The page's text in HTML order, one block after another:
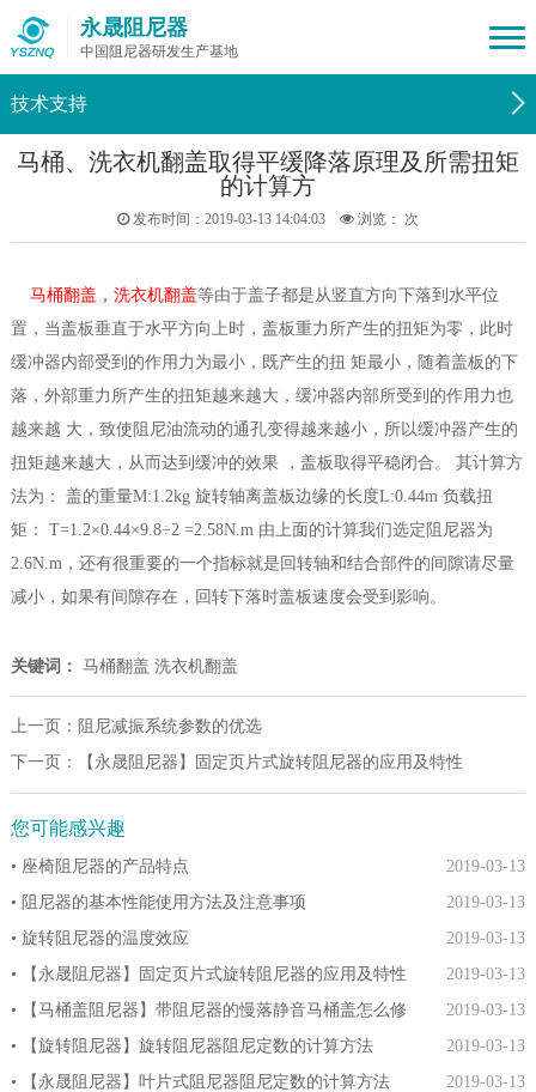
永晟阻尼器
中国阻尼器研发生产基地
技术支持
马桶、洗衣机翻盖取得平缓降落原理及所需扭矩
的计算方
发布时间：2019-03-13 14:04:03 浏览： 次
马桶翻盖，洗衣机翻盖等由于盖子都是从竖直方向下落到水平位
置，当盖板垂直于水平方向上时，盖板重力所产生的扭矩为零，此时
缓冲器内部受到的作用力为最小，既产生的扭 矩最小，随着盖板的下
落，外部重力所产生的扭矩越来越大，缓冲器内部所受到的作用力也
越来越 大，致使阻尼油流动的通孔变得越来越小，所以缓冲器产生的
扭矩越来越大，从而达到缓冲的效果 ，盖板取得平稳闭合。 其计算方
法为： 盖的重量M:1.2kg 旋转轴离盖板边缘的长度L:0.44m 负载扭
矩： T=1.2×0.44×9.8÷2 =2.58N.m 由上面的计算我们选定阻尼器为
2.6N.m，还有很重要的一个指标就是回转轴和结合部件的间隙请尽量
减小，如果有间隙存在，回转下落时盖板速度会受到影响。
关键词： 马桶翻盖 洗衣机翻盖
上一页： 阻尼减振系统参数的优选
下一页：
【永晟阻尼器】固定页片式旋转阻尼器的应用及特性
您可能感兴趣
2019-03-13
• 座椅阻尼器的产品特点
2019-03-13
• 阻尼器的基本性能使用方法及注意事项
2019-03-13
• 旋转阻尼器的温度效应
2019-03-13
• 【永晟阻尼器】固定页片式旋转阻尼器的应用及特性
2019-03-13
• 【马桶盖阻尼器】带阻尼器的慢落静音马桶盖怎么修
2019-03-13
• 【旋转阻尼器】旋转阻尼器阻尼定数的计算方法
2019-03-13
• 【永晟阻尼器】叶片式阻尼器阻尼定数的计算方法